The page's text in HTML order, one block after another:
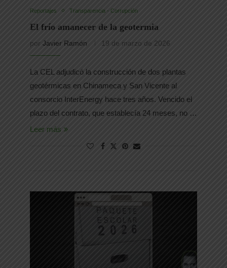
Reportajes Transparencia - Corrupción
El frío amanecer de la geotermia
por Javier Ramón 19 de marzo de 2026
La CEL adjudicó la construcción de dos plantas
geotérmicas en Chinameca y San Vicente al
consorcio InterEnergy hace tres años. Vencido el
plazo del contrato, que establecía 24 meses, no …
Leer más